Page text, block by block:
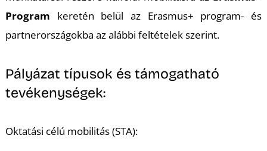
Program keretén belül az Erasmus+ program- és
partnerországokba az alábbi feltételek szerint.
Pályázat típusok és támogatható
tevékenységek:
Oktatási célú mobilitás (STA):